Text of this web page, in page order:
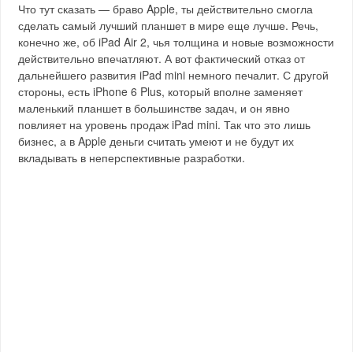
Что тут сказать — браво Apple, ты действительно смогла
сделать самый лучший планшет в мире еще лучше. Речь,
конечно же, об iPad Air 2, чья толщина и новые возможности
действительно впечатляют. А вот фактический отказ от
дальнейшего развития iPad mini немного печалит. С другой
стороны, есть iPhone 6 Plus, который вполне заменяет
маленький планшет в большинстве задач, и он явно
повлияет на уровень продаж iPad mini. Так что это лишь
бизнес, а в Apple деньги считать умеют и не будут их
вкладывать в неперспективные разработки.